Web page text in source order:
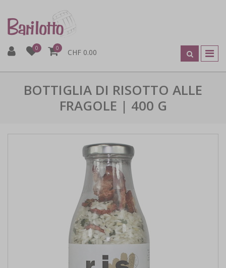
0 0 CHF 0.00
BOTTIGLIA DI RISOTTO ALLE
FRAGOLE | 400 G